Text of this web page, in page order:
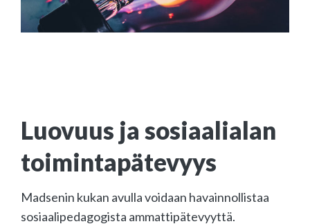
Luovuus ja sosiaalialan
toimintapätevyys
Madsenin kukan avulla voidaan havainnollistaa
sosiaalipedagogista ammattipätevyyttä.